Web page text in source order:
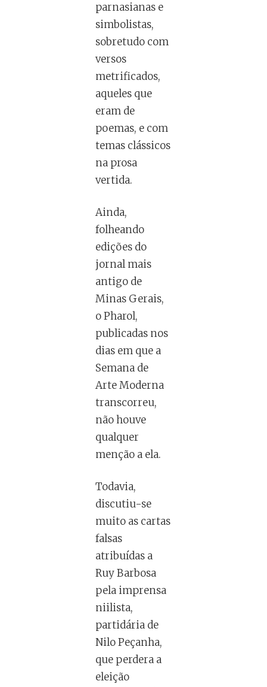
parnasianas e
simbolistas,
sobretudo com
versos
metrificados,
aqueles que
eram de
poemas, e com
temas clássicos
na prosa
vertida.
Ainda,
folheando
edições do
jornal mais
antigo de
Minas Gerais,
o Pharol,
publicadas nos
dias em que a
Semana de
Arte Moderna
transcorreu,
não houve
qualquer
menção a ela.
Todavia,
discutiu-se
muito as cartas
falsas
atribuídas a
Ruy Barbosa
pela imprensa
niilista,
partidária de
Nilo Peçanha,
que perdera a
eleição